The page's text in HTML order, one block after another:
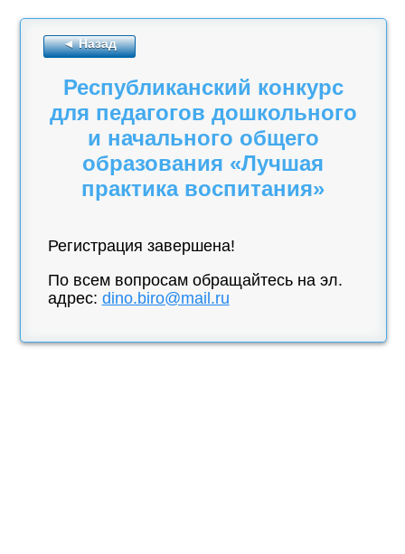
◄Назад
Республиканский конкурс
для педагогов дошкольного
и начального общего
образования «Лучшая
практика воспитания»
Регистрация завершена!
По всем вопросам обращайтесь на эл.
адрес: dino.biro@mail.ru